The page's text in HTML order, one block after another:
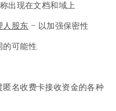
出现在文档和域上
人股东 – 以加强保密性
的可能性.
匿名收费卡接收资金的各种